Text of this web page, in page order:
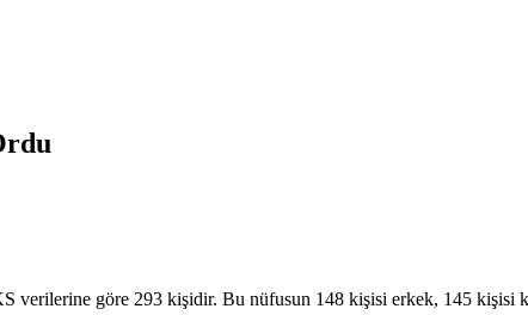
göre 293 kişidir. Bu nüfusun 148 kişisi erkek, 145 kişisi